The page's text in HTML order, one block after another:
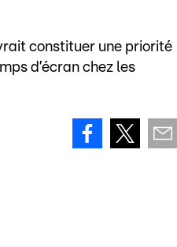
constituer une priorité
d’écran chez les